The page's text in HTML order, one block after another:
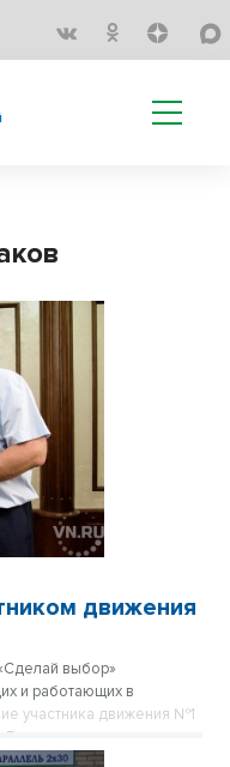
движения
выбор»
и работающих в
участника движения №1
вручил